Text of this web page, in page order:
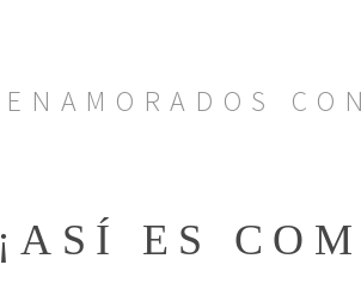
ENAMORADOS
¡ASÍ ES